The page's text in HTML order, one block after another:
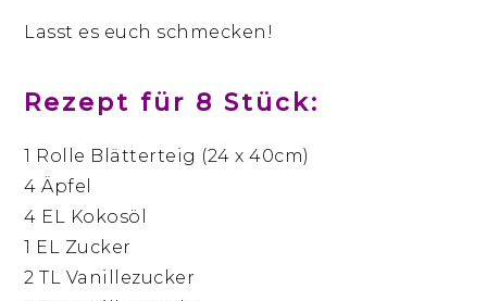
Lasst es euch schmecken!
Rezept für 8 Stück:
1 Rolle Blätterteig (24 x 40cm)
4 Äpfel
4 EL Kokosöl
1 EL Zucker
2 TL Vanillezucker